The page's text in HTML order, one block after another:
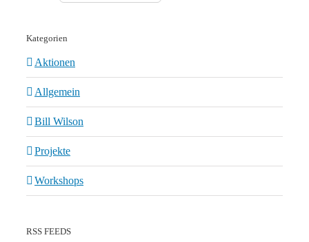
Kategorien
Aktionen
Allgemein
Bill Wilson
Projekte
Workshops
RSS FEEDS